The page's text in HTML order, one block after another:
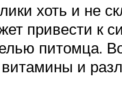
хоть и не
привести к
питомца.
витамины и